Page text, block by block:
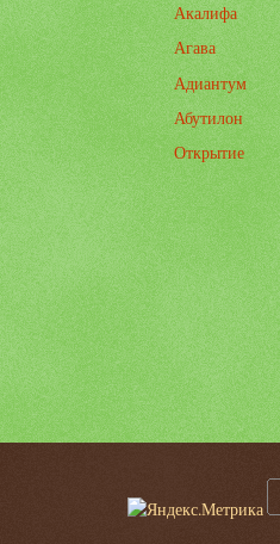
Акалифа
Агава
Адиантум
Абутилон
Открытие